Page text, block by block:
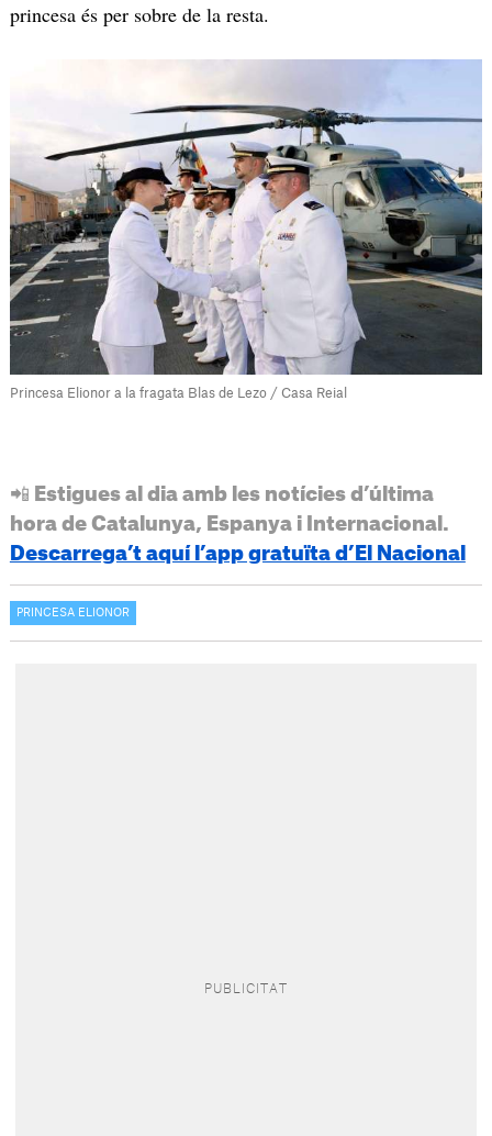
princesa és per sobre de la resta.
Princesa Elionor a la fragata Blas de Lezo / Casa Reial
📲 Estigues al dia amb les notícies d’última
hora de Catalunya, Espanya i Internacional.
Descarrega’t aquí l’app gratuïta d’El Nacional
PRINCESA ELIONOR